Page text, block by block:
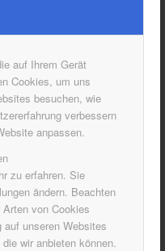
auf Ihrem Gerät
Cookies, um uns
besuchen, wie
verbessern
anpassen.
zu erfahren. Sie
ändern. Beachten
von Cookies
unseren Websites
wir anbieten können.